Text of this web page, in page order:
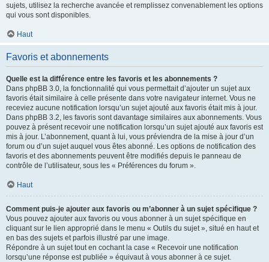
sujets, utilisez la recherche avancée et remplissez convenablement les options
qui vous sont disponibles.
Haut
Favoris et abonnements
Quelle est la différence entre les favoris et les abonnements ?
Dans phpBB 3.0, la fonctionnalité qui vous permettait d’ajouter un sujet aux
favoris était similaire à celle présente dans votre navigateur internet. Vous ne
receviez aucune notification lorsqu’un sujet ajouté aux favoris était mis à jour.
Dans phpBB 3.2, les favoris sont davantage similaires aux abonnements. Vous
pouvez à présent recevoir une notification lorsqu’un sujet ajouté aux favoris est
mis à jour. L’abonnement, quant à lui, vous préviendra de la mise à jour d’un
forum ou d’un sujet auquel vous êtes abonné. Les options de notification des
favoris et des abonnements peuvent être modifiés depuis le panneau de
contrôle de l’utilisateur, sous les « Préférences du forum ».
Haut
Comment puis-je ajouter aux favoris ou m’abonner à un sujet spécifique ?
Vous pouvez ajouter aux favoris ou vous abonner à un sujet spécifique en
cliquant sur le lien approprié dans le menu « Outils du sujet », situé en haut et
en bas des sujets et parfois illustré par une image.
Répondre à un sujet tout en cochant la case « Recevoir une notification
lorsqu’une réponse est publiée » équivaut à vous abonner à ce sujet.